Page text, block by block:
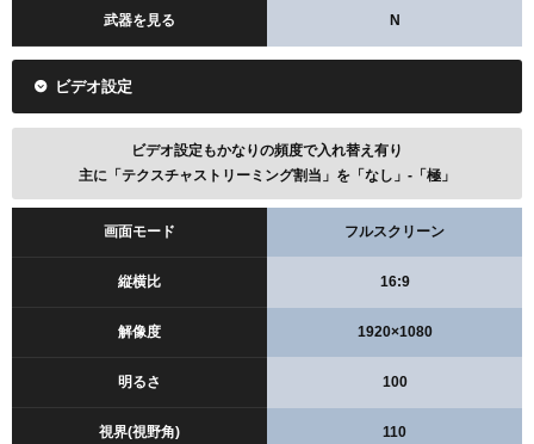
武器を見る N
ビデオ設定
ビデオ設定もかなりの頻度で入れ替え有り
主に「テクスチャストリーミング割当」を「なし」-「極」
画面モード フルスクリーン
縦横比 16:9
解像度 1920×1080
明るさ 100
視界(視野角) 110